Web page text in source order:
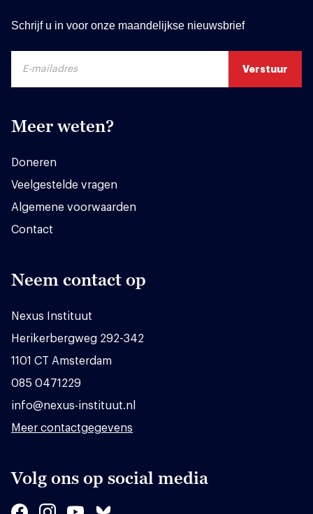
Schrijf u in voor onze maandelijkse nieuwsbrief
Meer weten?
Doneren
Veelgestelde vragen
Algemene voorwaarden
Contact
Neem contact op
Nexus Instituut
Herikerbergweg 292-342
1101 CT Amsterdam
085 0471229
info@nexus-instituut.nl
Meer contactgegevens
Volg ons op social media